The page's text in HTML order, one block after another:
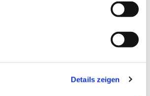
Details zeigen